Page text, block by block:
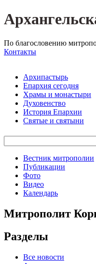
По благословению
Контакты
Архипастырь
Епархия сегодня
Храмы и монастыри
Духовенство
История Епархии
Святые и святыни
Вестник митрополии
Публикации
Фото
Видео
Календарь
Митрополит
Разделы
Все новости